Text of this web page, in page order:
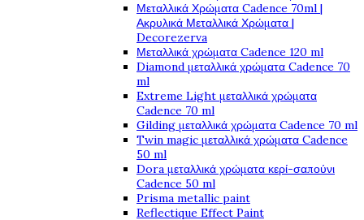
Μεταλλικά Χρώματα Cadence 70ml |
Ακρυλικά Μεταλλικά Χρώματα |
Decorezerva
Μεταλλικά χρώματα Cadence 120 ml
Diamond μεταλλικά χρώματα Cadence 70
ml
Extreme Light μεταλλικά χρώματα
Cadence 70 ml
Gilding μεταλλικά χρώματα Cadence 70 ml
Twin magic μεταλλικά χρώματα Cadence
50 ml
Dora μεταλλικά χρώματα κερί-σαπούνι
Cadence 50 ml
Prisma metallic paint
Reflectique Effect Paint